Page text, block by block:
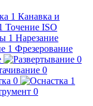
Канавка и
Точение ISO
Нарезание
Фрезерование